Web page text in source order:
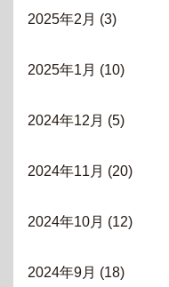
2025年2月 (3)
2025年1月 (10)
2024年12月 (5)
2024年11月 (20)
2024年10月 (12)
2024年9月 (18)